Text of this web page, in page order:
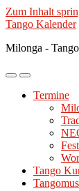
Zum Inhalt
Tango Kalender
Milonga -
Mobile-
ein-/ausblenden
Suchfeld
ein-/
Termine
Tango